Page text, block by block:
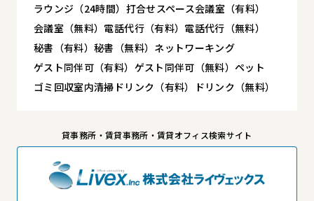
ラウンジ（24時間） 打合せスペース会議室（有料）
会議室（無料） 電話代行（有料） 電話代行（無料）
秘書（有料）秘書（無料） ネットワーキング
ゲスト同伴可（有料） ゲスト同伴可（無料）ペット
ゴミ回収室内清掃 ドリンク（有料） ドリンク（無料）
貸事務所・賃貸事務所・賃貸オフィス検索サイト